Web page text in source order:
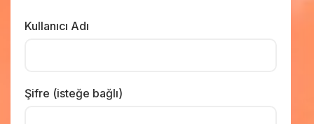
Kullanıcı Adı
Şifre (isteğe bağlı)